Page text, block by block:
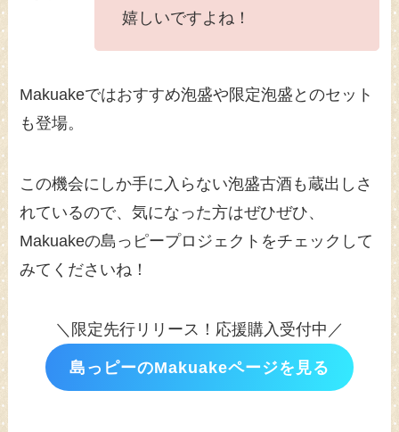
嬉しいですよね！
Makuakeではおすすめ泡盛や限定泡盛とのセット
も登場。
この機会にしか手に入らない泡盛古酒も蔵出しさ
れているので、気になった方はぜひぜひ、
Makuakeの島っピープロジェクトをチェックして
みてくださいね！
＼限定先行リリース！応援購入受付中／
島っピーのMakuakeページを見る